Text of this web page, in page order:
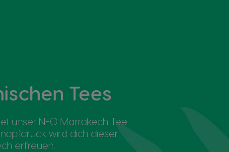
Tees
unser NEO Marrakech Tee
wird dich dieser
erfreuen.